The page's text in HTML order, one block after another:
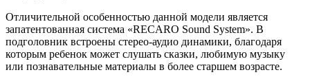
Отличительной особенностью данной модели является
запатентованная система «RECARO Sound System». В
подголовник встроены стерео-аудио динамики, благодаря
которым ребенок может слушать сказки, любимую музыку
или познавательные материалы в более старшем возрасте.